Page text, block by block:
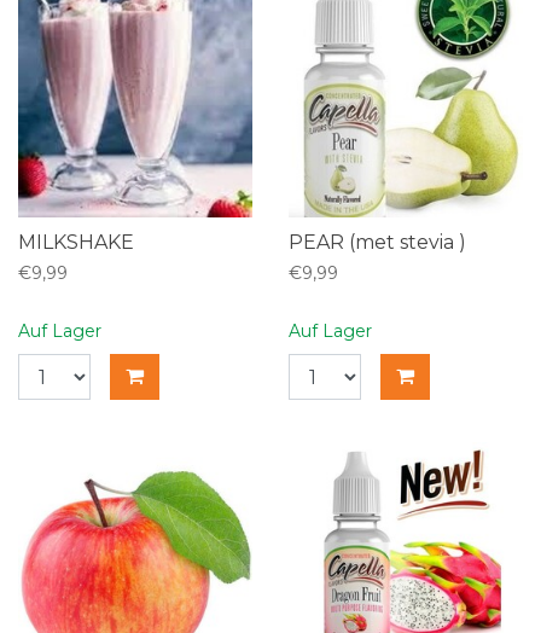
MILKSHAKE
€9,99
Auf Lager
PEAR (met stevia )
€9,99
Auf Lager